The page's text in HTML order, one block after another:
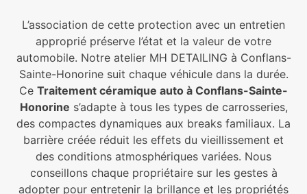
L’association de cette protection avec un entretien
approprié préserve l’état et la valeur de votre
automobile. Notre atelier MH DETAILING à Conflans-
Sainte-Honorine suit chaque véhicule dans la durée.
Ce Traitement céramique auto à Conflans-Sainte-
Honorine s’adapte à tous les types de carrosseries,
des compactes dynamiques aux breaks familiaux. La
barrière créée réduit les effets du vieillissement et
des conditions atmosphériques variées. Nous
conseillons chaque propriétaire sur les gestes à
adopter pour entretenir la brillance et les propriétés